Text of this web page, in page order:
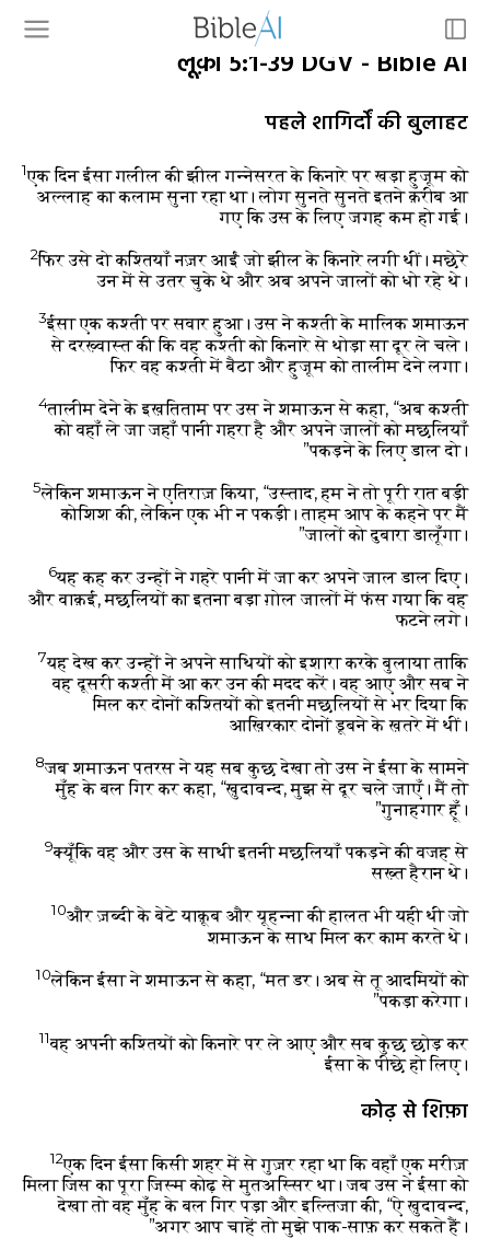
लूक़ा 5:1-39 DGV - Bible AI
पहले शागिर्दों की बुलाहट
1एक दिन ईसा गलील की झील गन्नेसरत के किनारे पर खड़ा हुजूम को
अल्लाह का कलाम सुना रहा था। लोग सुनते सुनते इतने क़रीब आ
गए कि उस के लिए जगह कम हो गई।
2फिर उसे दो कश्तियाँ नज़र आईं जो झील के किनारे लगी थीं। मछेरे
उन में से उतर चुके थे और अब अपने जालों को धो रहे थे।
3ईसा एक कश्ती पर सवार हुआ। उस ने कश्ती के मालिक शमाऊन
से दरख़्वास्त की कि वह कश्ती को किनारे से थोड़ा सा दूर ले चले।
फिर वह कश्ती में बैठा और हुजूम को तालीम देने लगा।
4तालीम देने के इख़तिताम पर उस ने शमाऊन से कहा, “अब कश्ती
को वहाँ ले जा जहाँ पानी गहरा है और अपने जालों को मछलियाँ
पकड़ने के लिए डाल दो।”
5लेकिन शमाऊन ने एतिराज़ किया, “उस्ताद, हम ने तो पूरी रात बड़ी
कोशिश की, लेकिन एक भी न पकड़ी। ताहम आप के कहने पर मैं
जालों को दुबारा डालूँगा।”
6यह कह कर उन्हों ने गहरे पानी में जा कर अपने जाल डाल दिए।
और वाक़ई, मछलियों का इतना बड़ा ग़ोल जालों में फंस गया कि वह
फटने लगे।
7यह देख कर उन्हों ने अपने साथियों को इशारा करके बुलाया ताकि
वह दूसरी कश्ती में आ कर उन की मदद करें। वह आए और सब ने
मिल कर दोनों कश्तियों को इतनी मछलियों से भर दिया कि
आख़िरकार दोनों डूबने के ख़तरे में थीं।
8जब शमाऊन पतरस ने यह सब कुछ देखा तो उस ने ईसा के सामने
मुँह के बल गिर कर कहा, “ख़ुदावन्द, मुझ से दूर चले जाएँ। मैं तो
गुनाहगार हूँ।”
9क्यूँकि वह और उस के साथी इतनी मछलियाँ पकड़ने की वजह से
सख़्त हैरान थे।
10और ज़ब्दी के बेटे याक़ूब और यूहन्ना की हालत भी यही थी जो
शमाऊन के साथ मिल कर काम करते थे।
10लेकिन ईसा ने शमाऊन से कहा, “मत डर। अब से तू आदमियों को
पकड़ा करेगा।”
11वह अपनी कश्तियों को किनारे पर ले आए और सब कुछ छोड़ कर
ईसा के पीछे हो लिए।
कोढ़ से शिफ़ा
12एक दिन ईसा किसी शहर में से गुज़र रहा था कि वहाँ एक मरीज़
मिला जिस का पूरा जिस्म कोढ़ से मुतअस्सिर था। जब उस ने ईसा को
देखा तो वह मुँह के बल गिर पड़ा और इल्तिजा की, “ऐ ख़ुदावन्द,
अगर आप चाहें तो मुझे पाक-साफ़ कर सकते हैं।”